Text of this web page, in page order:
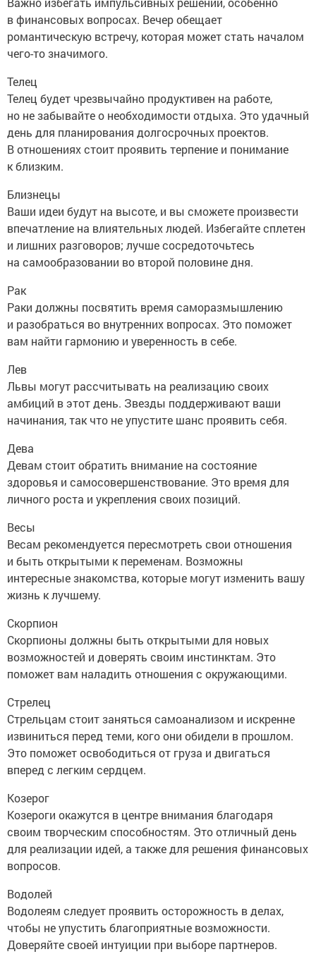
в финансовых вопросах. Вечер обещает
романтическую встречу, которая может стать началом
чего-то значимого.
Телец
Телец будет чрезвычайно продуктивен на работе,
но не забывайте о необходимости отдыха. Это удачный
день для планирования долгосрочных проектов.
В отношениях стоит проявить терпение и понимание
к близким.
Близнецы
Ваши идеи будут на высоте, и вы сможете произвести
впечатление на влиятельных людей. Избегайте сплетен
и лишних разговоров; лучше сосредоточьтесь
на самообразовании во второй половине дня.
Рак
Раки должны посвятить время саморазмышлению
и разобраться во внутренних вопросах. Это поможет
вам найти гармонию и уверенность в себе.
Лев
Львы могут рассчитывать на реализацию своих
амбиций в этот день. Звезды поддерживают ваши
начинания, так что не упустите шанс проявить себя.
Дева
Девам стоит обратить внимание на состояние
здоровья и самосовершенствование. Это время для
личного роста и укрепления своих позиций.
Весы
Весам рекомендуется пересмотреть свои отношения
и быть открытыми к переменам. Возможны
интересные знакомства, которые могут изменить вашу
жизнь к лучшему.
Скорпион
Скорпионы должны быть открытыми для новых
возможностей и доверять своим инстинктам. Это
поможет вам наладить отношения с окружающими.
Стрелец
Стрельцам стоит заняться самоанализом и искренне
извиниться перед теми, кого они обидели в прошлом.
Это поможет освободиться от груза и двигаться
вперед с легким сердцем.
Козерог
Козероги окажутся в центре внимания благодаря
своим творческим способностям. Это отличный день
для реализации идей, а также для решения финансовых
вопросов.
Водолей
Водолеям следует проявить осторожность в делах,
чтобы не упустить благоприятные возможности.
Доверяйте своей интуиции при выборе партнеров.